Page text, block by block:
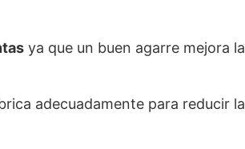
ya que un buen agarre mejora la
adecuadamente para reducir la